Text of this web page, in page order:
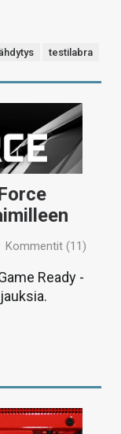
testilabra
Kommentit (11)
Ready -